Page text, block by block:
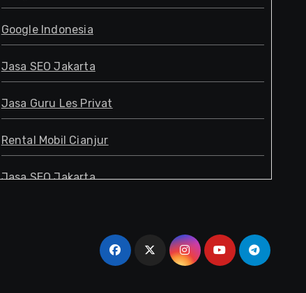
Google Indonesia
Jasa SEO Jakarta
Jasa Guru Les Privat
Rental Mobil Cianjur
Jasa SEO Jakarta